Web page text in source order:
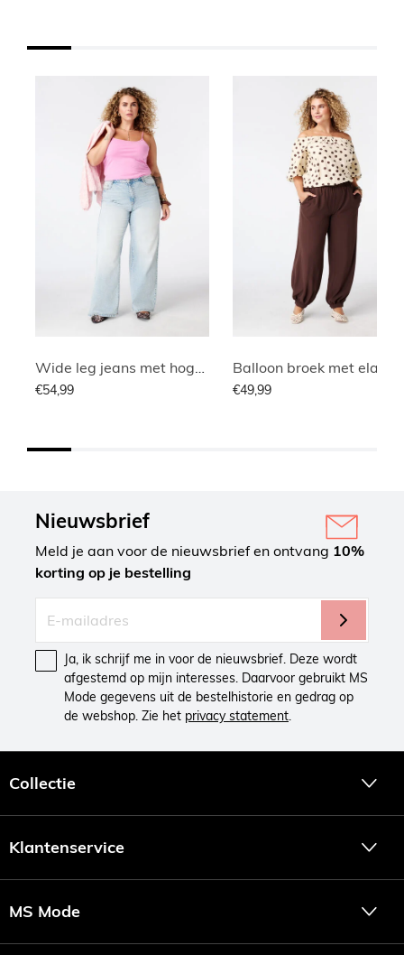
€54,99 €49,99
Nieuwsbrief
Meld je aan voor de nieuwsbrief en ontvang 10%
korting op je bestelling
Ja, ik schrijf me in voor de nieuwsbrief. Deze wordt
afgestemd op mijn interesses. Daarvoor gebruikt MS
Mode gegevens uit de bestelhistorie en gedrag op
de webshop. Zie het privacy statement.
Collectie
Klantenservice
MS Mode